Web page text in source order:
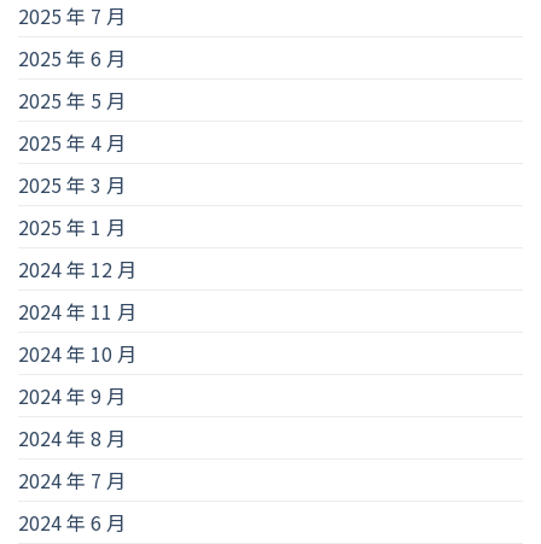
2025 年 7 月
2025 年 6 月
2025 年 5 月
2025 年 4 月
2025 年 3 月
2025 年 1 月
2024 年 12 月
2024 年 11 月
2024 年 10 月
2024 年 9 月
2024 年 8 月
2024 年 7 月
2024 年 6 月